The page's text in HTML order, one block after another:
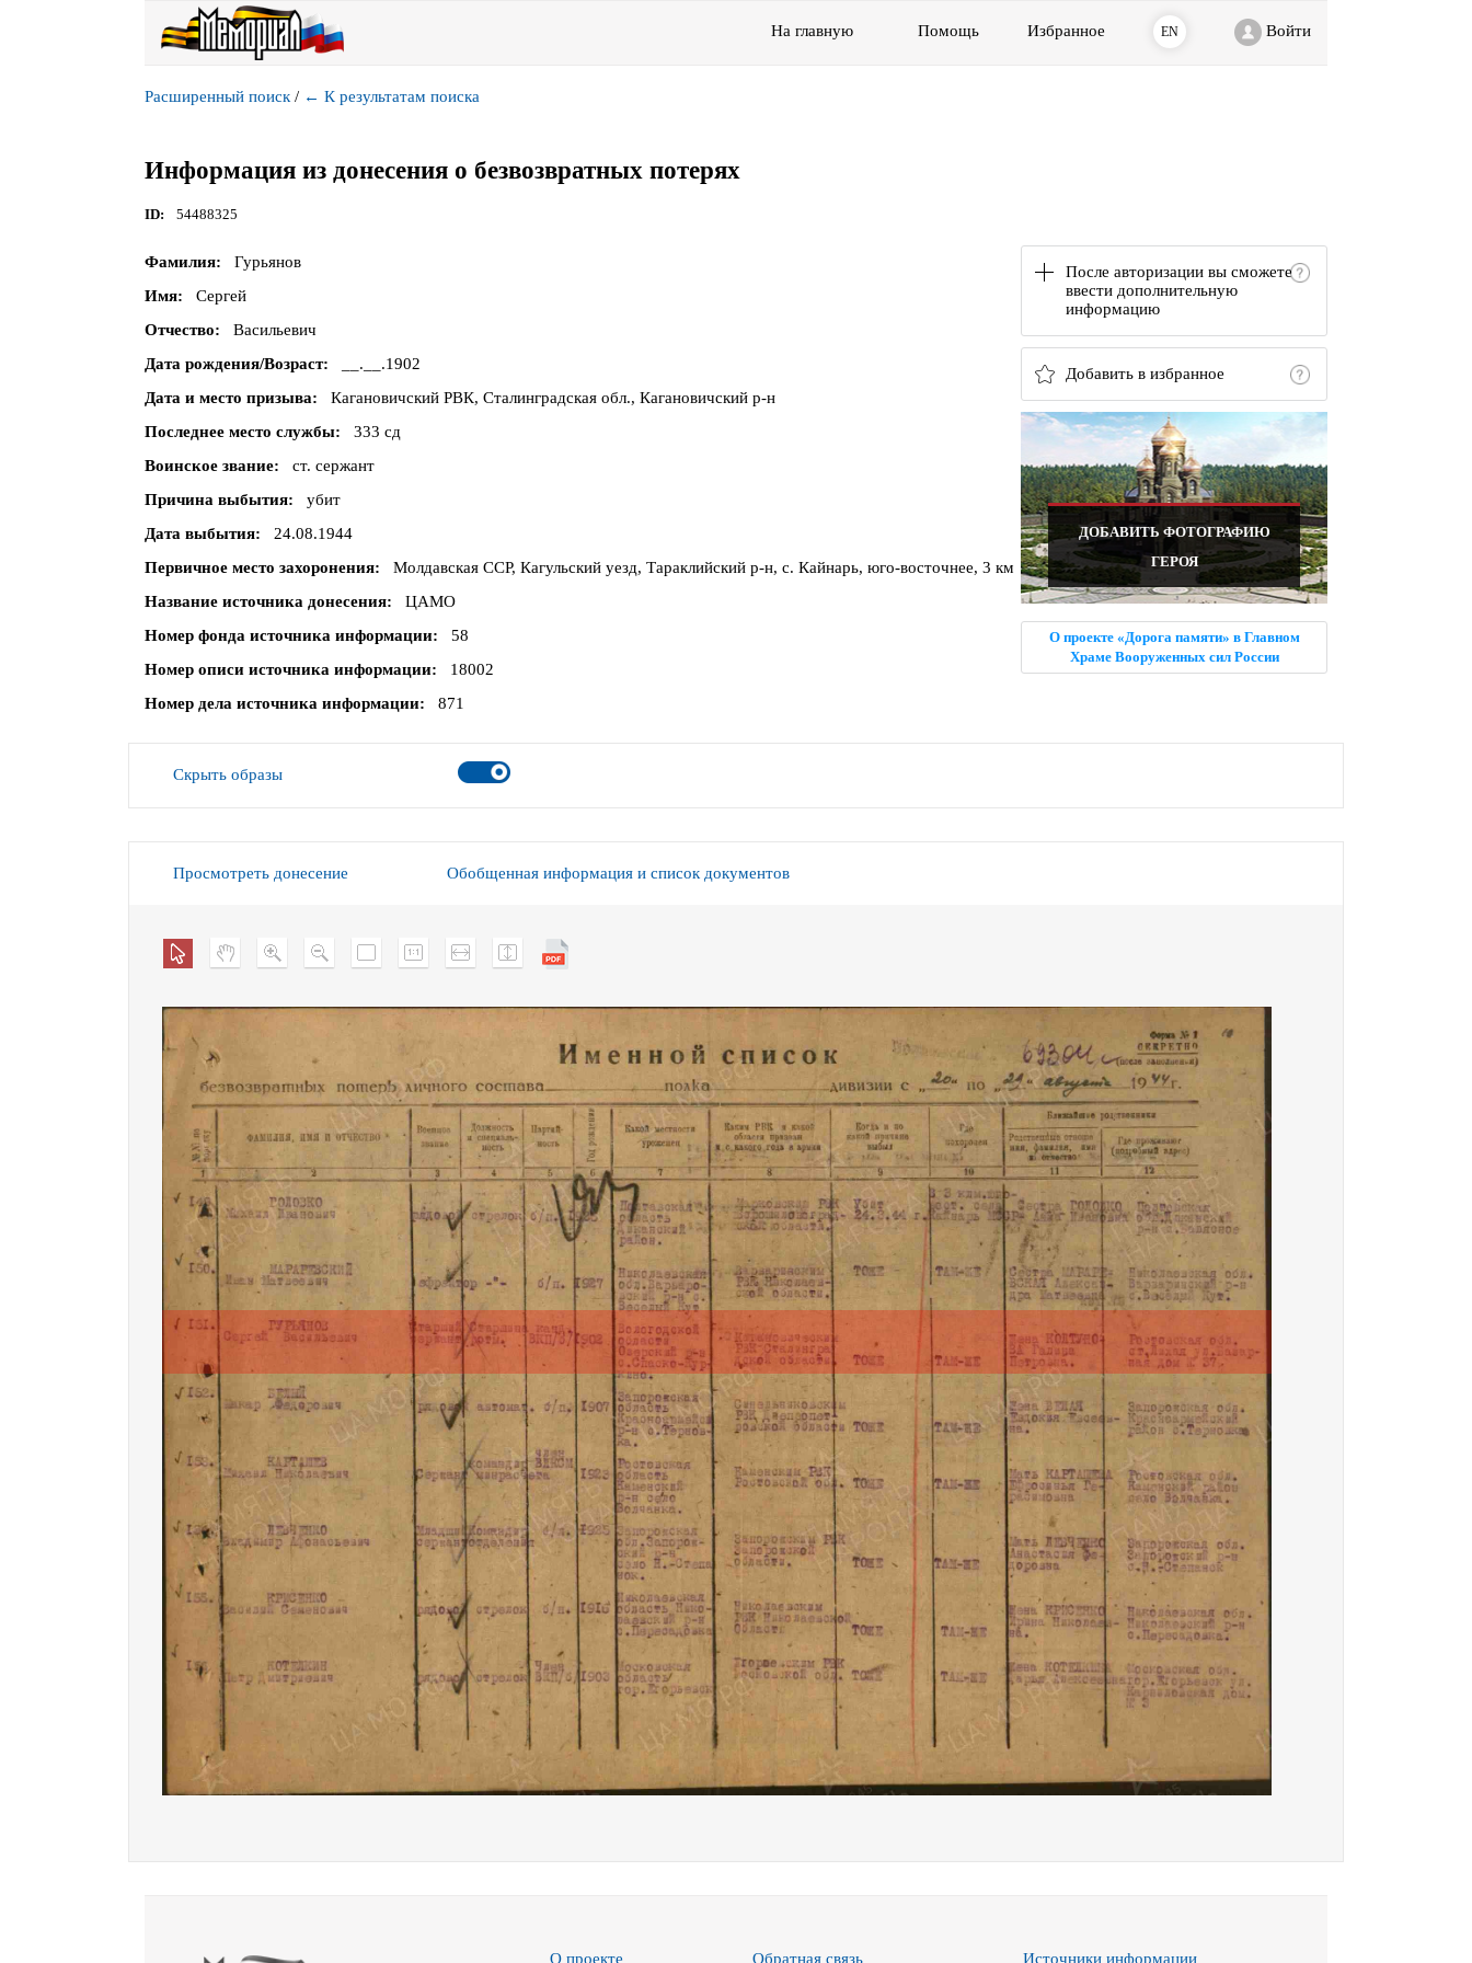
На главную Помощь Избранное EN Войти
Расширенный поиск / ← К результатам поиска
Информация из донесения о безвозвратных потерях
ID 54488325
После авторизации вы сможете
ввести дополнительную
информацию
Добавить в избранное
ДОБАВИТЬ ФОТОГРАФИЮ
ГЕРОЯ
О проекте «Дорога памяти» в Главном
Храме Вооруженных сил России
Фамилия
Гурьянов
Имя
Сергей
Отчество
Васильевич
Дата рождения/Возраст
__.__.1902
Дата и место призыва
Кагановичский РВК, Сталинградская обл., Кагановичский р-н
Последнее место службы
333 сд
Воинское звание
ст. сержант
Причина выбытия
убит
Дата выбытия
24.08.1944
Первичное место захоронения
Молдавская ССР, Кагульский уезд, Тараклийский р-н, с. Кайнарь, юго-восточнее, 3 км
Название источника донесения
ЦАМО
Номер фонда источника информации
58
Номер описи источника информации
18002
Номер дела источника информации
871
Скрыть образы
Просмотреть донесение Обобщенная информация и список документов
О проекте Обратная связь Источники информации